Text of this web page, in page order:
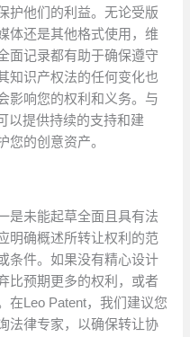
护他们的利益。无论受版
体还是其他格式使用，维
面记录都有助于确保遵守
知识产权法的任何变化也
影响您的权利和义务。与
以提供持续的支持和建
您的创意资产。
是未能起草全面且具有法
明确概述所转让权利的范
条件。如果没有精心设计
比预期更多的权利，或者
在Leo Patent，我们建议您
法律专家，以确保转让协